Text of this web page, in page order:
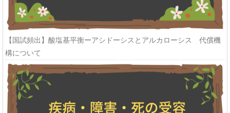
【国試頻出】酸塩基平衡ーアシドーシスとアルカローシス 代償機
構について